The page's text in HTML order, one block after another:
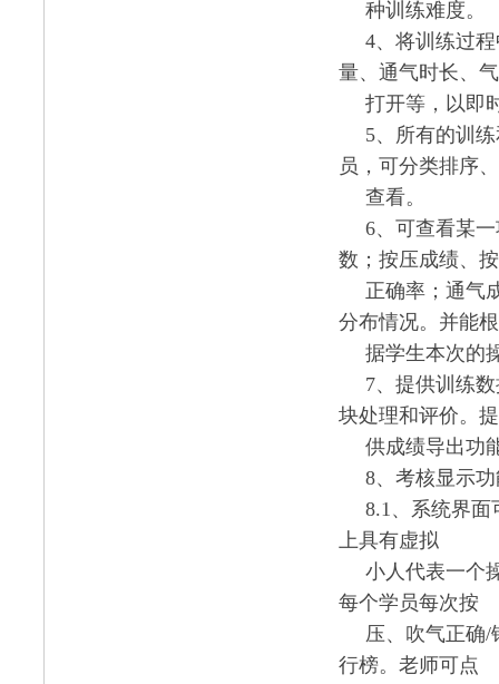
种训练难度。
4、将训练过
量、通气时长、
打开等，以即
5、所有的训
员，可分类排序、
查看。
6、可查看某
数；按压成绩、
正确率；通气
分布情况。并能根
据学生本次的
7、提供训练
块处理和评价。提
供成绩导出功
8、考核显示
8.1、系统界
上具有虚拟
小人代表一个
每个学员每次按
压、吹气正确/
行榜。老师可点